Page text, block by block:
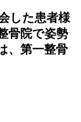
した患者様
骨院で姿勢
、第一整骨